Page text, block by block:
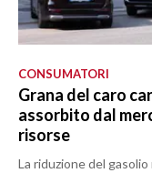
CONSUMATORI
Grana del caro
assorbito dal
risorse
La riduzione del